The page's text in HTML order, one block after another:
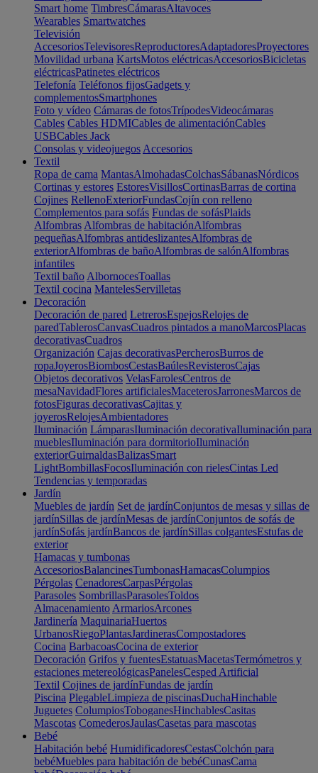
Smart home TimbresCámarasAltavoces
Wearables Smartwatches
Televisión
AccesoriosTelevisoresReproductoresAdaptadoresProyectores
Movilidad urbana KartsMotos eléctricasAccesoriosBicicletas
eléctricasPatinetes eléctricos
Telefonía Teléfonos fijosGadgets y
complementosSmartphones
Foto y vídeo Cámaras de fotosTrípodesVideocámaras
Cables Cables HDMICables de alimentaciónCables
USBCables Jack
Consolas y videojuegos Accesorios
Textil
Ropa de cama MantasAlmohadasColchasSábanasNórdicos
Cortinas y estores EstoresVisillosCortinasBarras de cortina
Cojines RellenoExteriorFundasCojín con relleno
Complementos para sofás Fundas de sofásPlaids
Alfombras Alfombras de habitaciónAlfombras
pequeñasAlfombras antideslizantesAlfombras de
exteriorAlfombras de bañoAlfombras de salónAlfombras
infantiles
Textil baño AlbornocesToallas
Textil cocina MantelesServilletas
Decoración
Decoración de pared LetrerosEspejosRelojes de
paredTablerosCanvasCuadros pintados a manoMarcosPlacas
decorativasCuadros
Organización Cajas decorativasPercherosBurros de
ropaJoyerosBiombosCestasBaúlesRevisterosCajas
Objetos decorativos VelasFarolesCentros de
mesaNavidadFlores artificialesMaceterosJarronesMarcos de
fotosFiguras decorativasCajitas y
joyerosRelojesAmbientadores
Iluminación LámparasIluminación decorativaIluminación para
mueblesIluminación para dormitorioIluminación
exteriorGuirnaldasBalizasSmart
LightBombillasFocosIluminación con rielesCintas Led
Tendencias y temporadas
Jardín
Muebles de jardín Set de jardínConjuntos de mesas y sillas de
jardínSillas de jardínMesas de jardínConjuntos de sofás de
jardínSofás jardínBancos de jardínSillas colgantesEstufas de
exterior
Hamacas y tumbonas
AccesoriosBalancinesTumbonasHamacasColumpios
Pérgolas CenadoresCarpasPérgolas
Parasoles SombrillasParasolesToldos
Almacenamiento ArmariosArcones
Jardinería MaquinariaHuertos
UrbanosRiegoPlantasJardinerasCompostadores
Cocina BarbacoasCocina de exterior
Decoración Grifos y fuentesEstatuasMacetasTermómetros y
estaciones metereológicasPanelesCesped Artificial
Textil Cojines de jardínFundas de jardín
Piscina PlegableLimpieza de piscinasDuchaHinchable
Juguetes ColumpiosToboganesHinchablesCasitas
Mascotas ComederosJaulasCasetas para mascotas
Bebé
Habitación bebé HumidificadoresCestasColchón para
bebéMuebles para habitación de bebéCunasCama